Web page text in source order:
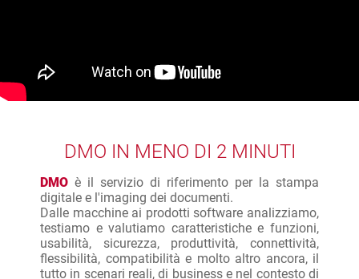
DMO IN MENO DI 2 MINUTI
DMO è il servizio di riferimento per la stampa
digitale e l'imaging dei documenti.
Dalle macchine ai prodotti software analizziamo,
testiamo e valutiamo caratteristiche e funzioni,
usabilità, sicurezza, produttività, connettività,
flessibilità, compatibilità e molto altro ancora, il
tutto in scenari reali, di business e nel contesto di